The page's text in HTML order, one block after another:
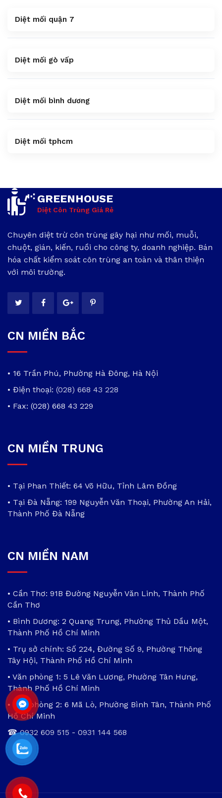
Diệt mối quận 7
Diệt mối gò vấp
Diệt mối bình dương
Diệt mối tphcm
GREENHOUSE
Diệt Côn Trùng Giá Rẻ
Chuyên diệt trừ côn trùng gây hại như mối, muỗi,
chuột, gián, kiến, ruồi cho công ty, doanh nghiệp. Bán
hóa chất kiểm soát côn trùng an toàn và thân thiện
với môi trường.
CN MIỀN BẮC
• 16 Trần Phú, Phường Hà Đông, Hà Nội
• Điện thoại: (028) 668 43 228
• Fax: (028) 668 43 229
CN MIỀN TRUNG
• Tại Phan Thiết: 64 Võ Hữu, Tỉnh Lâm Đồng
• Tại Đà Nẵng: 199 Nguyễn Văn Thoại, Phường An Hải,
Thành Phố Đà Nẵng
CN MIỀN NAM
• Cần Thơ: 91B Đường Nguyễn Văn Linh, Thành Phố
Cần Thơ
• Bình Dương: 2 Quang Trung, Phường Thủ Dầu Một,
Thành Phố Hồ Chí Minh
• Trụ sở chính: Số 224, Đường Số 9, Phường Thông
Tây Hội, Thành Phố Hồ Chí Minh
• Văn phòng 1: 5 Lê Văn Lương, Phường Tân Hưng,
Thành Phố Hồ Chí Minh
• Văn phòng 2: 6 Mã Lò, Phường Bình Tân, Thành Phố
Hồ Chí Minh
☎0932 609 515 - 0931 144 568